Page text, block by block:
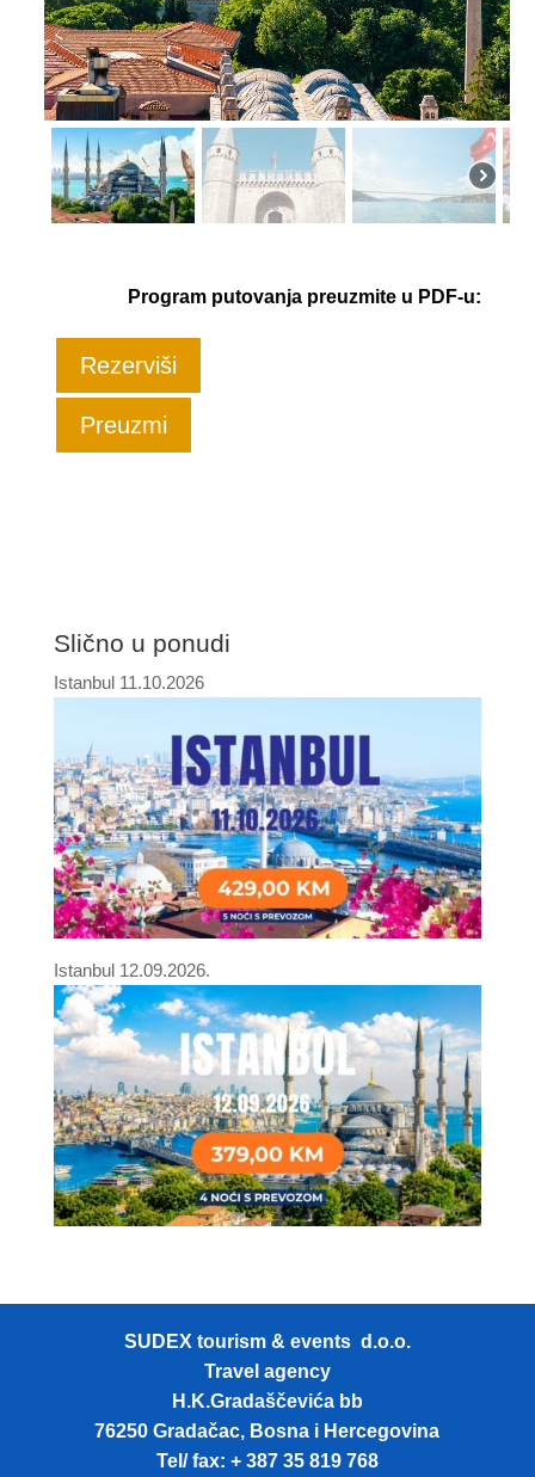
Program putovanja preuzmite u PDF-u:
Rezerviši
Preuzmi
Slično u ponudi
Istanbul 11.10.2026
Istanbul 12.09.2026.
SUDEX tourism & events d.o.o.
Travel agency
H.K.Gradaščevića bb
76250 Gradačac, Bosna i Hercegovina
Tel/ fax: + 387 35 819 768